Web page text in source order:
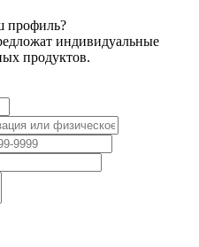
профиль?
индивидуальные
продуктов.